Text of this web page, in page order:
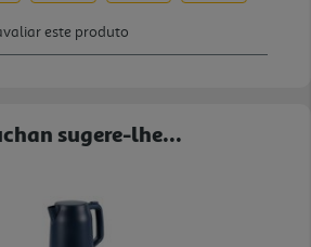
sugere-lhe...